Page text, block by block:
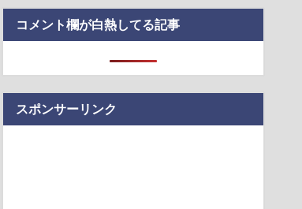
コメント欄が白熱してる記事
スポンサーリンク